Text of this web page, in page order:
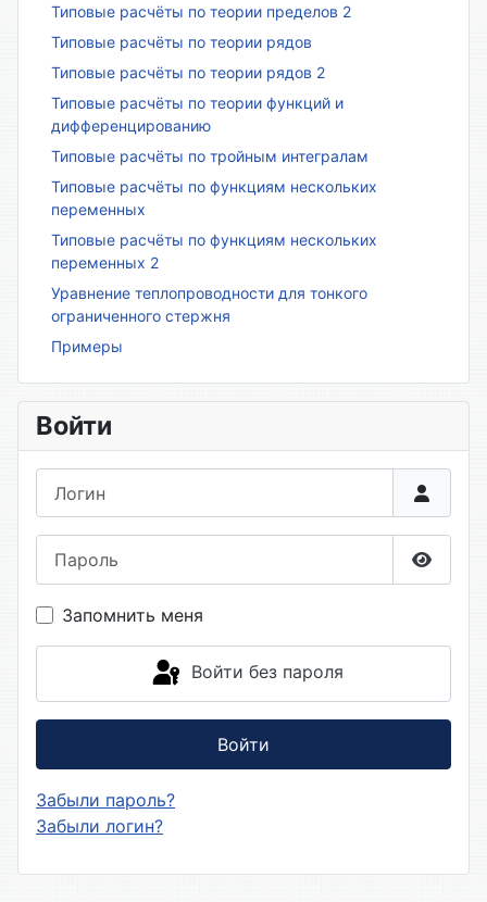
Типовые расчёты по теории пределов 2
Типовые расчёты по теории рядов
Типовые расчёты по теории рядов 2
Типовые расчёты по теории функций и
дифференцированию
Типовые расчёты по тройным интегралам
Типовые расчёты по функциям нескольких
переменных
Типовые расчёты по функциям нескольких
переменных 2
Уравнение теплопроводности для тонкого
ограниченного стержня
Примеры
Войти
Запомнить меня
Войти без пароля
Войти
Забыли пароль?
Забыли логин?